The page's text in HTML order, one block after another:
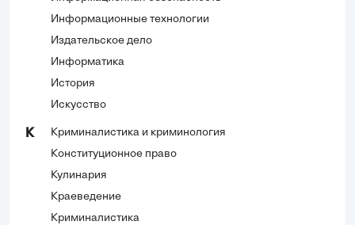
Информационные технологии
Издательское дело
Информатика
История
Искусство
К
Криминалистика и криминология
Конституционное право
Кулинария
Краеведение
Криминалистика